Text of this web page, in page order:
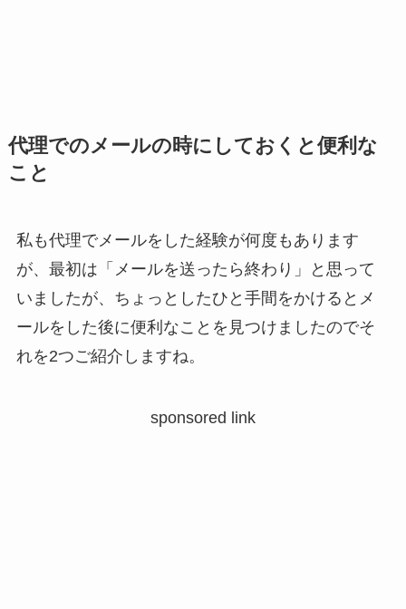
代理でのメールの時にしておくと便利な
こと
私も代理でメールをした経験が何度もあります
が、最初は「メールを送ったら終わり」と思って
いましたが、ちょっとしたひと手間をかけるとメ
ールをした後に便利なことを見つけましたのでそ
れを2つご紹介しますね。
sponsored link